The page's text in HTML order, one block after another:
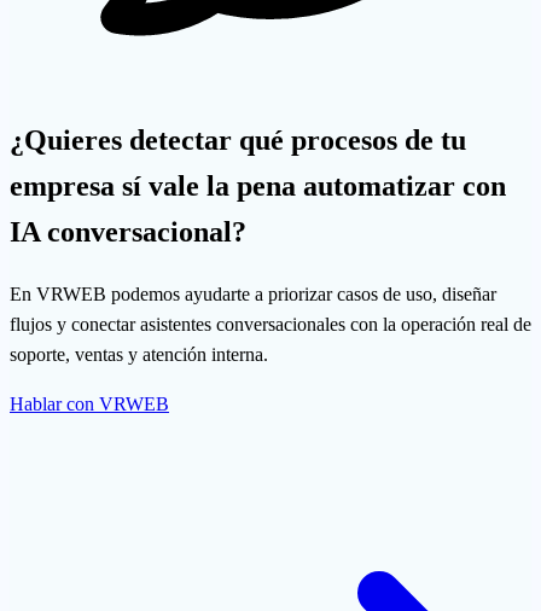
¿Quieres detectar qué procesos de tu
empresa sí vale la pena automatizar con
IA conversacional?
En VRWEB podemos ayudarte a priorizar casos de uso, diseñar
flujos y conectar asistentes conversacionales con la operación real de
soporte, ventas y atención interna.
Hablar con VRWEB